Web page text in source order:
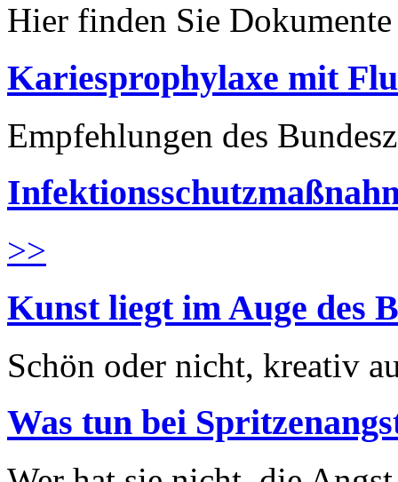
Hier finden Sie
Kariesprophylaxe mit
Empfehlungen des
>>
Kunst liegt im Auge des
Schön oder nicht, kreativ
Was tun bei